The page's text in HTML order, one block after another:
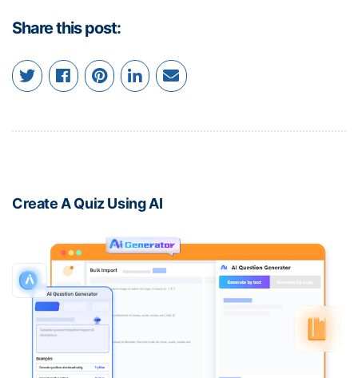
Share this post:
Create A Quiz Using AI